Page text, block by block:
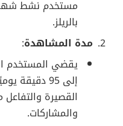
لمحة سريعة